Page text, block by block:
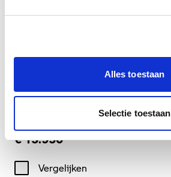
Alles toestaan
Selectie toestaan
Dusseldorp Alkmaar
BMW F 900 XR
Benzine
€ 15.950
Vergelijken